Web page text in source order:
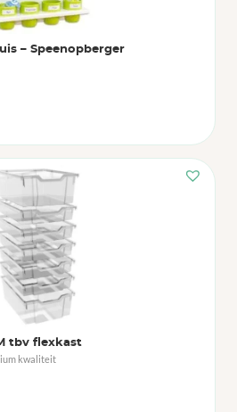
– Speenopberger
tbv flexkast
kwaliteit